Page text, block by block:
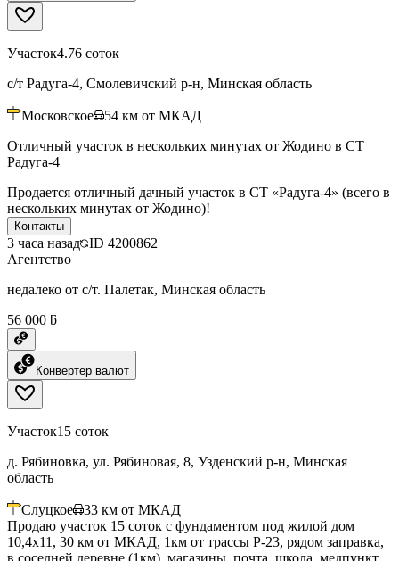
Участок4.76 соток
с/т Радуга-4, Смолевичский р-н, Минская область
Московское 54 км от МКАД
Отличный участок в нескольких минутах от Жодино в СТ
Радуга-4
Продается отличный дачный участок в СТ «Радуга-4» (всего в
нескольких минутах от Жодино)!
Контакты
3 часа назад ID 4200862
Агентство
недалеко от с/т. Палетак, Минская область
56 000 ƃ
Конвертер валют
Участок15 соток
д. Рябиновка, ул. Рябиновая, 8, Узденский р-н, Минская
область
Слуцкое 33 км от МКАД
Продаю участок 15 соток с фундаментом под жилой дом
10,4х11, 30 км от МКАД, 1км от трассы Р-23, рядом заправка,
в соседней деревне (1км), магазины, почта, школа, медпункт,